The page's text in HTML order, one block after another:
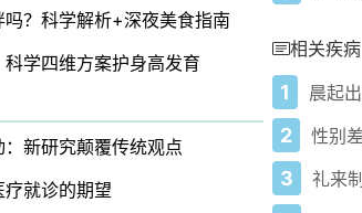
？科学解析+深夜美食指南
学四维方案护身高发育
新研究颠覆传统观点
就诊的期望
相关疾病
1
2
3